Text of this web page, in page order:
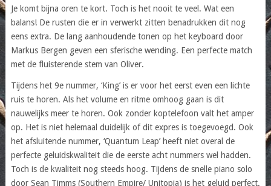
Je komt bijna oren te kort. Toch is het nooit te veel. Wat een
balans! De rusten die er in verwerkt zitten benadrukken dit nog
eens extra. De lang aanhoudende tonen op het keyboard door
Markus Bergen geven een sferische wending. Een perfecte match
met de fluisterende stem van Oliver.
Tijdens het 9e nummer, ‘King’ is er voor het eerst even een lichte
ruis te horen. Als het volume en ritme omhoog gaan is dit
nauwelijks meer te horen. Ook zonder koptelefoon valt het amper
op. Het is niet helemaal duidelijk of dit expres is toegevoegd. Ook
het afsluitende nummer, ‘Quantum Leap’ heeft niet overal de
perfecte geluidskwaliteit die de eerste acht nummers wel hadden.
Toch is de kwaliteit nog steeds hoog. Tijdens de snelle piano solo
door Sean Timms (Southern Empire/ Unitopia) is het geluid perfect.